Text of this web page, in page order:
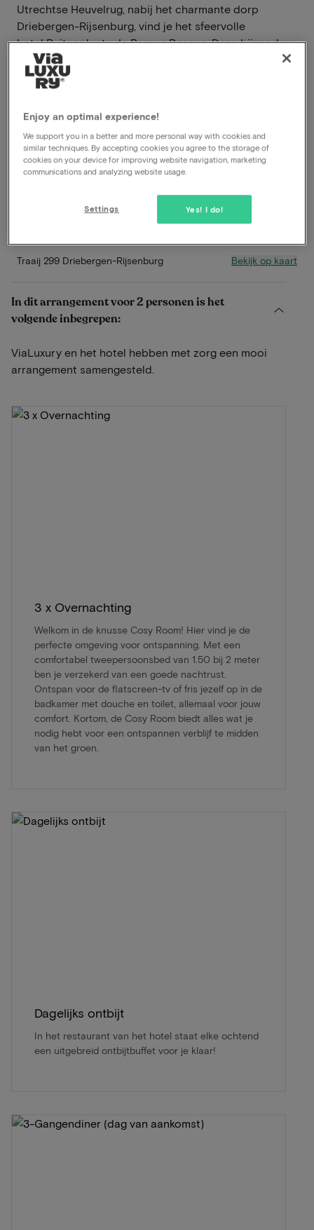
Utrechtse Heuvelrug, nabij het charmante dorp
Driebergen-Rijsenburg, vind je het sfeervolle
hotel Buitenplaats de Bergse Bossen. Deze bijzondere
locatie combineert het beste van twee werelden: de
rust en ruimte van de natuur met het comfort en de
gastvrijheid van een modern hotel.
Lees meer
Prachtige wandel- en fietsomgeving
Inclusief ontbijt
Late check-out
Traaij 299 Driebergen-Rijsenburg Bekijk op kaart
In dit arrangement voor 2 personen is het
volgende inbegrepen:
ViaLuxury en het hotel hebben met zorg een mooi
arrangement samengesteld.
3 x Overnachting
Welkom in de knusse Cosy Room! Hier vind je de
perfecte omgeving voor ontspanning. Met een
comfortabel tweepersoonsbed van 1.50 bij 2 meter
ben je verzekerd van een goede nachtrust.
Ontspan voor de flatscreen-tv of fris jezelf op in de
badkamer met douche en toilet, allemaal voor jouw
comfort. Kortom, de Cosy Room biedt alles wat je
nodig hebt voor een ontspannen verblijf te midden
van het groen.
Dagelijks ontbijt
In het restaurant van het hotel staat elke ochtend
een uitgebreid ontbijtbuffet voor je klaar!
Enjoy an optimal experience!
We support you in a better and more personal way with cookies and
similar techniques. By accepting cookies you agree to the storage of
cookies on your device for improving website navigation, marketing
communications and analyzing website usage.
Yes! I do!
Settings